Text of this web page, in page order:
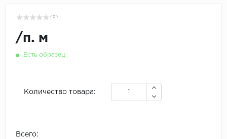
( 0 )
/п. м
Есть образец
Количество товара:
Всего: